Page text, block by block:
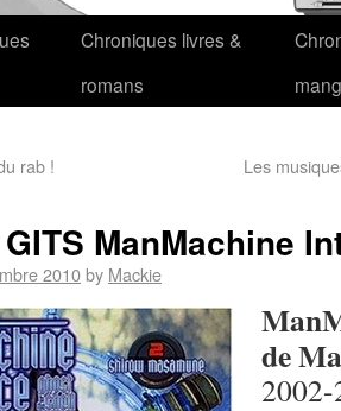
Chroniques livres &
romans
rab ! Les
ManMachine
2010by Mackie
de
2002-